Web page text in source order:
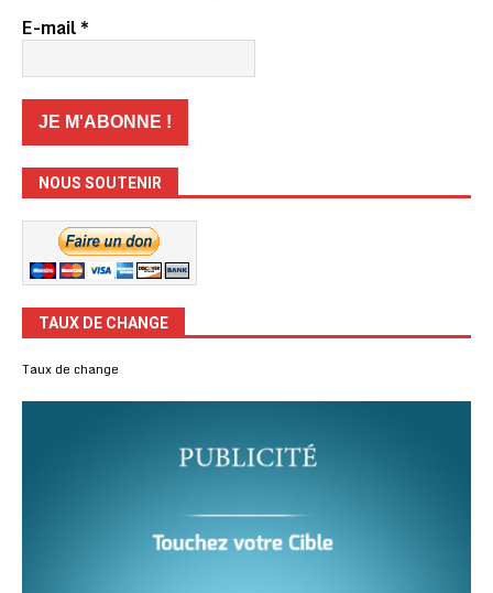
E-mail*
NOUS SOUTENIR
TAUX DE CHANGE
Taux de change